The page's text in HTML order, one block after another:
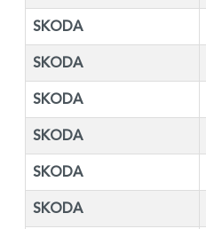
SKODA
SKODA
SKODA
SKODA
SKODA
SKODA